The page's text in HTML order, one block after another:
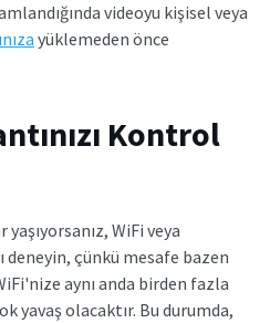
videoyu kişisel veya
yüklemeden önce
Kontrol
WiFi veya
çünkü mesafe bazen
aynı anda birden fazla
yavaş olacaktır. Bu durumda,